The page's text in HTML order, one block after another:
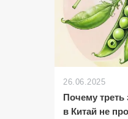
26.06.2025
Почему треть
в Китай не